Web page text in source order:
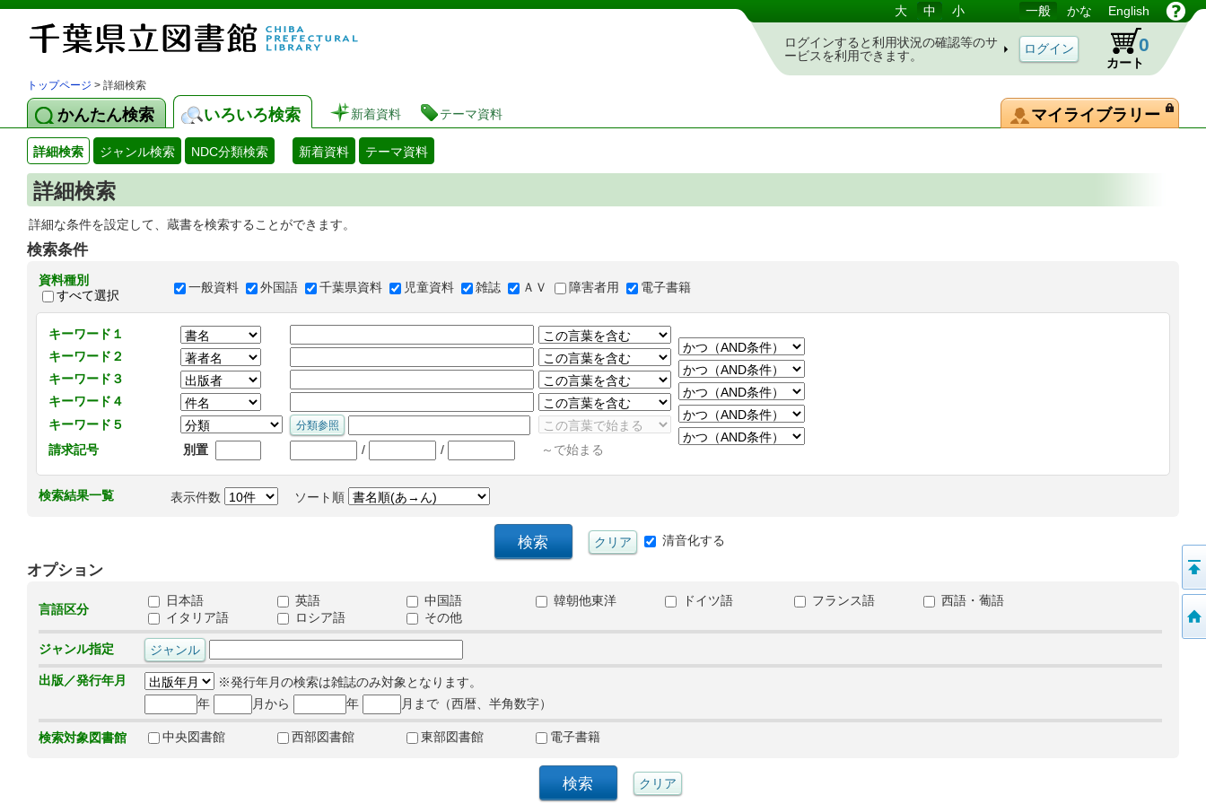
図書館 蔵書検索・予約システム 大 中 小 一般 かな English
ログインすると利用状況の確認等のサ
ービスを利用できます。
カート
0
トップページ > 詳細検索
かんたん検索 いろいろ検索 新着資料 テーマ資料 マイライブラリー
詳細検索 ジャンル検索 NDC分類検索 新着資料 テーマ資料
詳細検索
詳細な条件を設定して、蔵書を検索することができます。
検索条件
資料種別
すべて選択
一般資料 外国語 千葉県資料 児童資料 雑誌 ＡＶ 障害者用 電子書籍
キーワード１
キーワード２
キーワード３
キーワード４
キーワード５
請求記号
別置 / / ～で始まる
検索結果一覧 表示件数 ソート順
清音化する
オプション
言語区分
日本語 英語 中国語 韓朝他東洋 ドイツ語 フランス語
西語・葡語
イタリア語
ロシア語 その他
ジャンル指定
出版／発行年月
※発行年月の検索は雑誌のみ対象となります。
年
月から 年 月まで（西暦、半角数字）
検索対象図書館 中央図書館 西部図書館 東部図書館 電子書籍